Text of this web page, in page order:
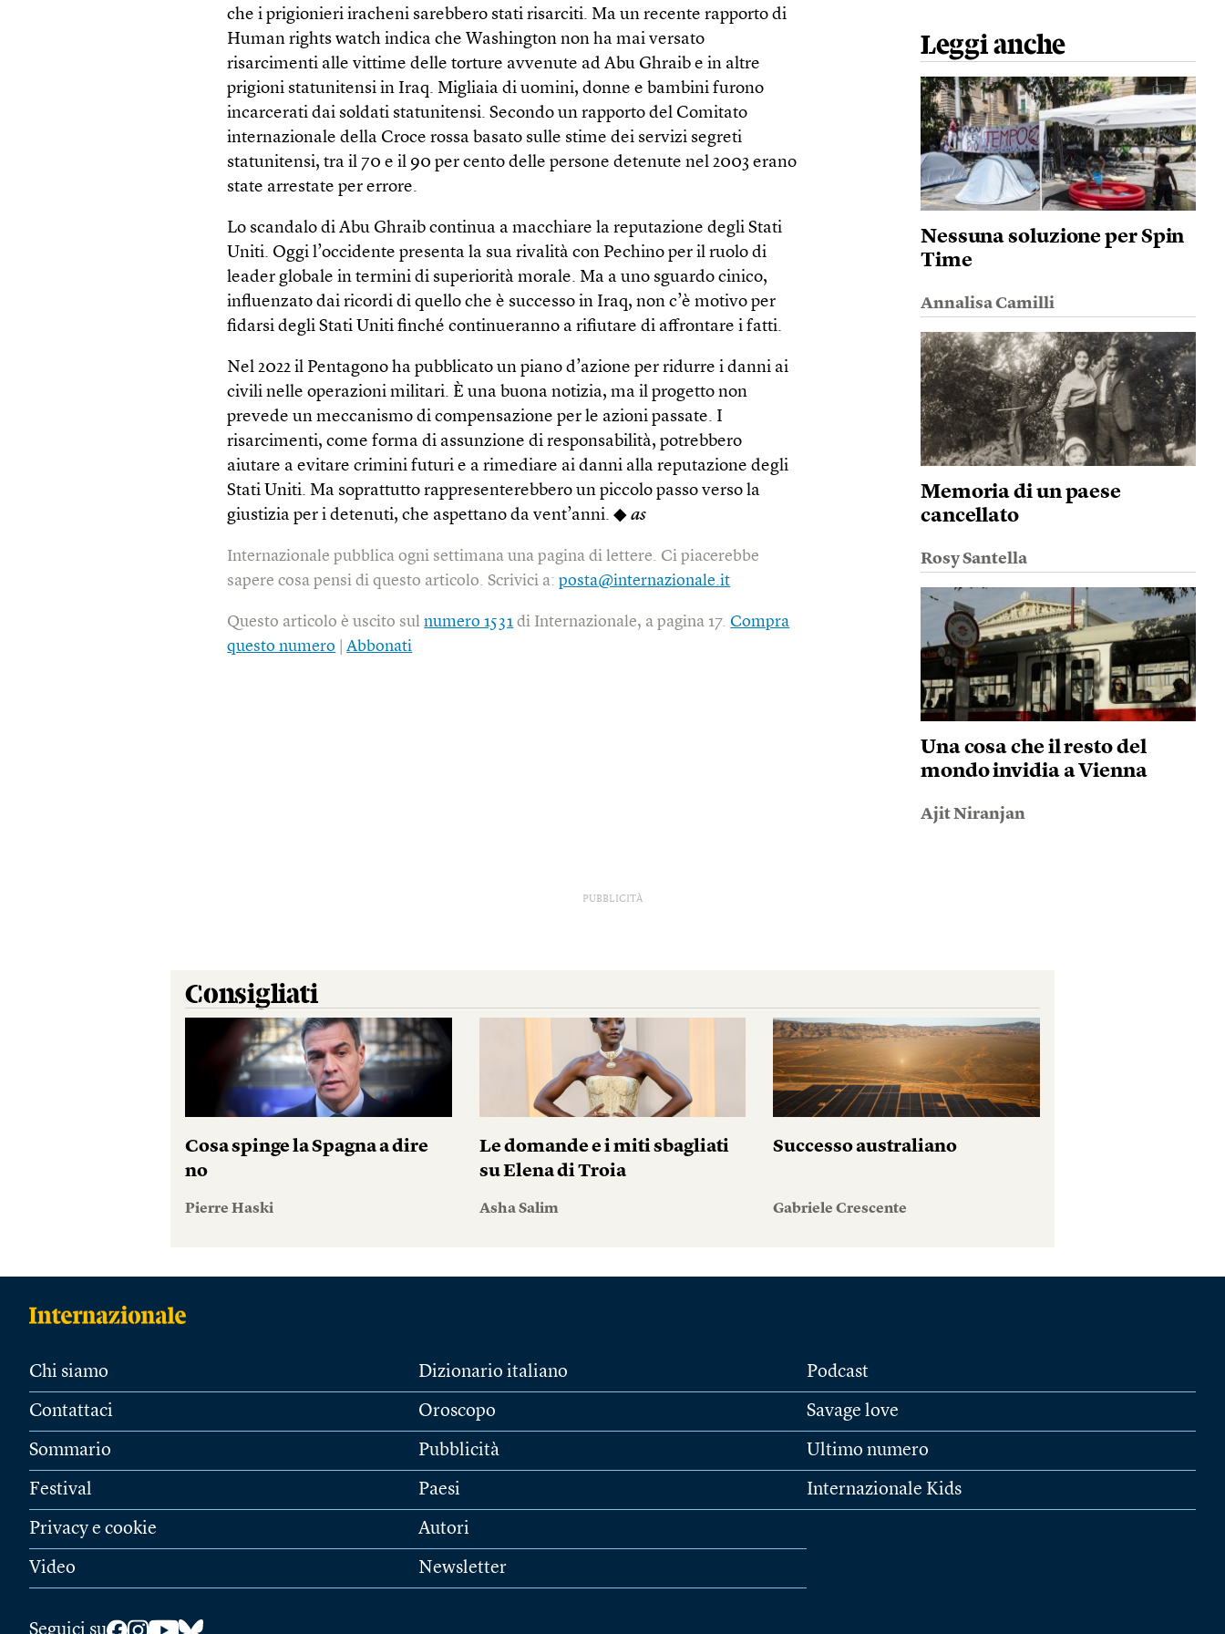
che i prigionieri iracheni sarebbero stati risarciti. Ma un recente rapporto di
Human rights watch indica che Wash­ington non ha mai versato
risarcimenti alle vittime delle torture avvenute ad Abu Ghraib e in altre
prigioni statunitensi in Iraq. Migliaia di uomini, donne e bambini furono
incarcerati dai soldati statunitensi. Secondo un rapporto del Comitato
internazionale della Croce rossa basato sulle stime dei servizi segreti
statunitensi, tra il 70 e il 90 per cento delle persone detenute nel 2003 erano
state arrestate per errore.
Lo scandalo di Abu Ghraib continua a macchiare la reputazione degli Stati
Uniti. Oggi l’occidente presenta la sua rivalità con Pechino per il ruolo di
leader globale in termini di superiorità morale. Ma a uno sguardo cinico,
influenzato dai ricordi di quello che è successo in Iraq, non c’è motivo per
fidarsi degli Stati Uniti finché continueranno a rifiutare di affrontare i fatti.
Nel 2022 il Pentagono ha pubblicato un piano d’azione per ridurre i danni ai
civili nelle operazioni militari. È una buona notizia, ma il progetto non
prevede un meccanismo di compensazione per le azioni passate. I
risarcimenti, come forma di assunzione di responsabilità, potrebbero
aiutare a evitare crimini futuri e a rimediare ai danni alla reputazione degli
Stati Uniti. Ma soprattutto rappresenterebbero un piccolo passo verso la
giustizia per i detenuti, che aspettano da vent’anni. ◆as
Internazionale pubblica ogni settimana una pagina di lettere. Ci piacerebbe
sapere cosa pensi di questo articolo. Scrivici a:posta@internazionale.it
Questo articolo è uscito sulnumero 1531 di Internazionale, a pagina 17.Compra
questo numero |Abbonati
Leggi anche
Nessuna soluzione per Spin
Time
Annalisa Camilli
Memoria di un paese
cancellato
Rosy Santella
Una cosa che il resto del
mondo invidia a Vienna
Ajit Niranjan
PUBBLICITÀ
Consigliati
Cosa spinge la Spagna a dire
no
Pierre Haski
Le domande e i miti sbagliati
su Elena di Troia
Asha Salim
Successo australiano
Gabriele Crescente
Chi siamo
Contattaci
Sommario
Festival
Privacy e cookie
Video
Dizionario italiano
Oroscopo
Pubblicità
Paesi
Autori
Newsletter
Podcast
Savage love
Ultimo numero
Internazionale Kids
Seguici su